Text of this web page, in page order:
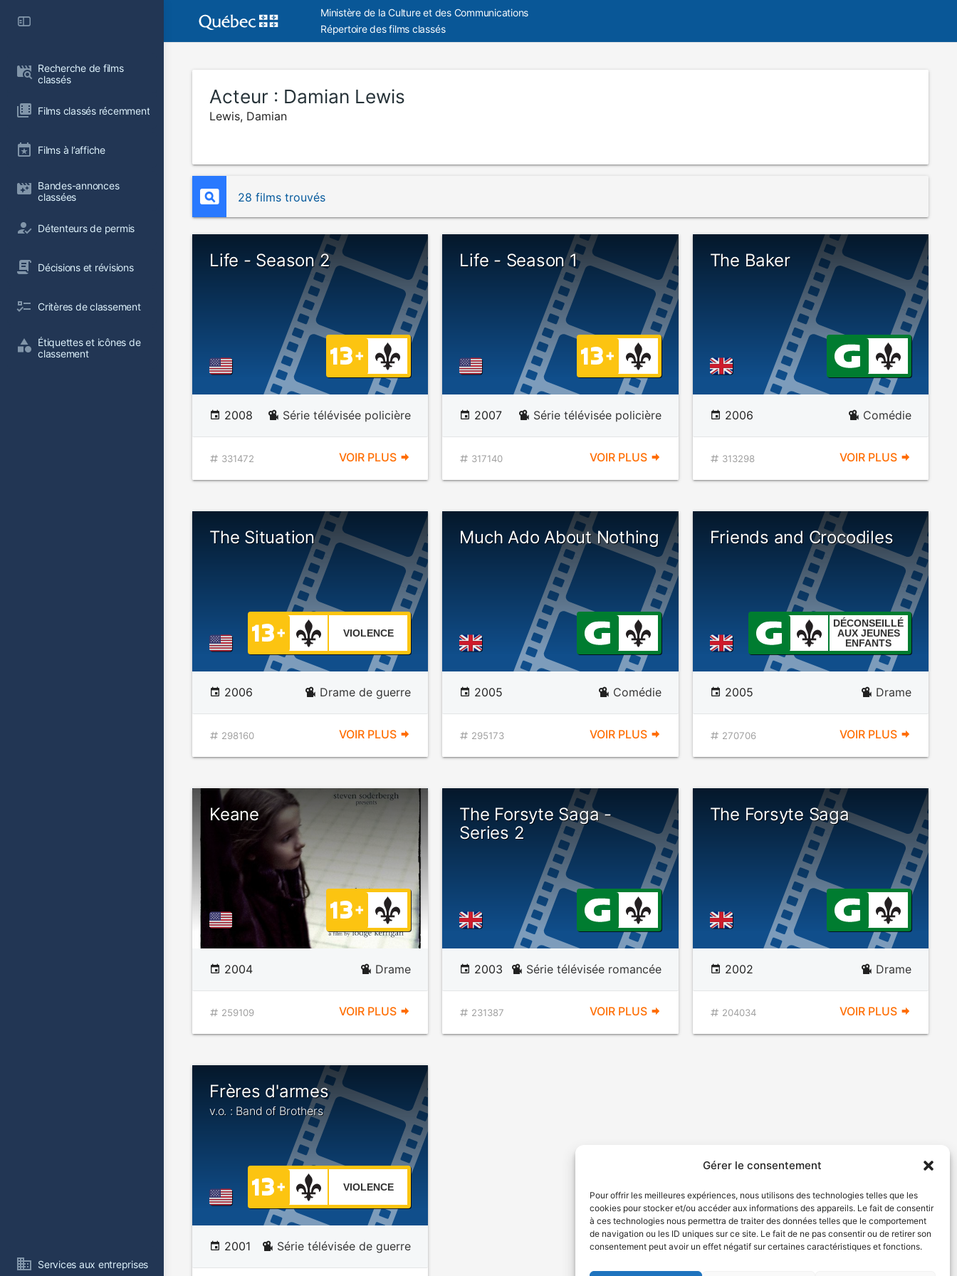
Gérer le consentement
Pour offrir les meilleures expériences, nous utilisons des technologies telles que les
cookies pour stocker et/ou accéder aux informations des appareils. Le fait de consentir
à ces technologies nous permettra de traiter des données telles que le comportement
de navigation ou les ID uniques sur ce site. Le fait de ne pas consentir ou de retirer son
consentement peut avoir un effet négatif sur certaines caractéristiques et fonctions.
Recherche de films
classés
Films classés récemment
Films à l’affiche
Bandes-annonces
classées
Détenteurs de permis
Décisions et révisions
Critères de classement
Étiquettes et icônes de
classement
Services aux entreprises
Ministère de la Culture et des Communications
Répertoire des films classés
Acteur : Damian Lewis
Lewis, Damian
28 films trouvés
Life - Season 2
2008 Série télévisée policière
331472 VOIR PLUS
Life - Season 1
2007 Série télévisée policière
317140 VOIR PLUS
The Baker
2006 Comédie
313298 VOIR PLUS
The Situation
VIOLENCE
2006 Drame de guerre
298160 VOIR PLUS
Much Ado About Nothing
2005 Comédie
295173 VOIR PLUS
Friends and Crocodiles
DÉCONSEILLÉ
AUX JEUNES
ENFANTS
2005 Drame
270706 VOIR PLUS
Keane
2004 Drame
259109 VOIR PLUS
The Forsyte Saga -
Series 2
2003 Série télévisée romancée
231387 VOIR PLUS
The Forsyte Saga
2002 Drame
204034 VOIR PLUS
Frères d'armes
v.o. : Band of Brothers
VIOLENCE
2001 Série télévisée de guerre